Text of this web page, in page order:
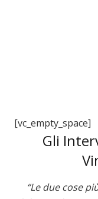
[vc_empty_space]
Gli
“Le due cose